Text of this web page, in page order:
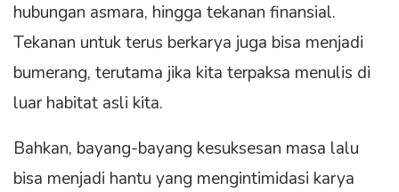
hubungan asmara, hingga tekanan finansial.
Tekanan untuk terus berkarya juga bisa menjadi
bumerang, terutama jika kita terpaksa menulis di
luar habitat asli kita.
Bahkan, bayang-bayang kesuksesan masa lalu
bisa menjadi hantu yang mengintimidasi karya